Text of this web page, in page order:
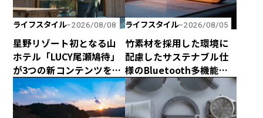
ライフスタイル 2026/08/08
星野リゾート初となる山
ホテル「LUCY尾瀬鳩待」
が3つの新コンテンツを企
画して、2026年シーズン
は4月29日に全館営業開
始！
ライフスタイル 2026/08/05
竹素材を採用した環境に
配慮したサステナブル仕
様のBluetooth多機能ス
ピーカー「Get Together
Go」が新登場！